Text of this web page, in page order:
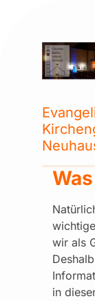
wir als
in